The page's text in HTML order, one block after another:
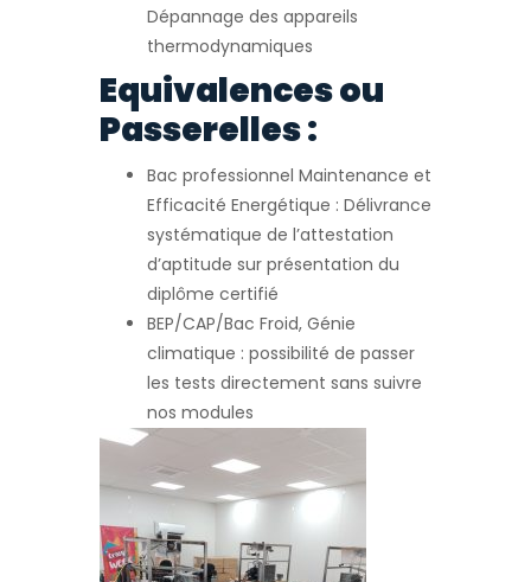
Dépannage des appareils
thermodynamiques
Equivalences ou
Passerelles :
Bac professionnel Maintenance et
Efficacité Energétique : Délivrance
systématique de l’attestation
d’aptitude sur présentation du
diplôme certifié
BEP/CAP/Bac Froid, Génie
climatique : possibilité de passer
les tests directement sans suivre
nos modules